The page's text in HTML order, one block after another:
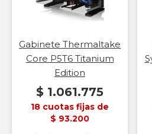
Gabinete Thermaltake
Core P5T6 Titanium
Edition
$ 1.061.775
18 cuotas fijas de
$ 93.200